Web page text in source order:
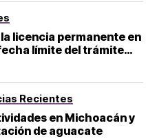
licencia permanente en
límite del trámite
Recientes
en Michoacán y
de aguacate